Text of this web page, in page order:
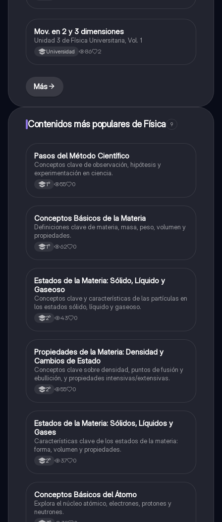
Física
Mov. en 2 y 3 dimensiones
Unidad 3 de Física Universitaria, Vol. 1
Universidad 86 2
Más
Contenidos más populares de Física 9
PFísica
Pasos del Método Científico
Conceptos clave de observación, hipótesis y
experimentación en ciencia.
1° 55 0
CFísica
Conceptos Básicos de la Materia
Definiciones clave de materia, masa, peso, volumen y
propiedades.
1° 62 0
EFísica
Estados de la Materia: Sólido, Líquido y
Gaseoso
Conceptos clave y características de las partículas en
los estados sólido, líquido y gaseoso.
2° 43 0
PFísica
Propiedades de la Materia: Densidad y
Cambios de Estado
Conceptos clave sobre densidad, puntos de fusión y
ebullición, y propiedades intensivas/extensivas.
2° 55 0
EFísica
Estados de la Materia: Sólidos, Líquidos y
Gases
Características clave de los estados de la materia:
forma, volumen y propiedades.
2° 37 0
CFísica
Conceptos Básicos del Átomo
Explora el núcleo atómico, electrones, protones y
neutrones.